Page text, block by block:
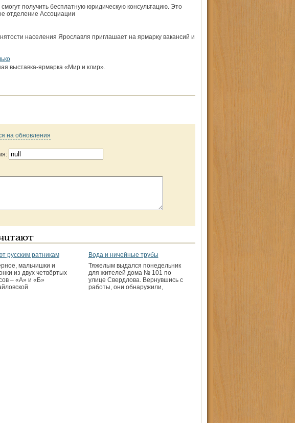
получить бесплатную юридическую консультацию. Это
отделение Ассоциации
населения Ярославля приглашает на ярмарку вакансий и
выставка-ярмарка «Мир и клир».
на обновления
русским ратникам
мальчишки и
из двух четвёртых
– «А» и «Б»
Вода и ничейные трубы
Тяжелым выдался понедельник
для жителей дома № 101 по
улице Свердлова. Вернувшись с
работы, они обнаружили,